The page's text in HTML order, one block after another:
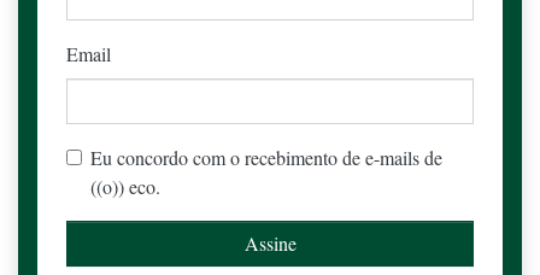
Email
Eu concordo com o recebimento de e-mails de
((o)) eco.